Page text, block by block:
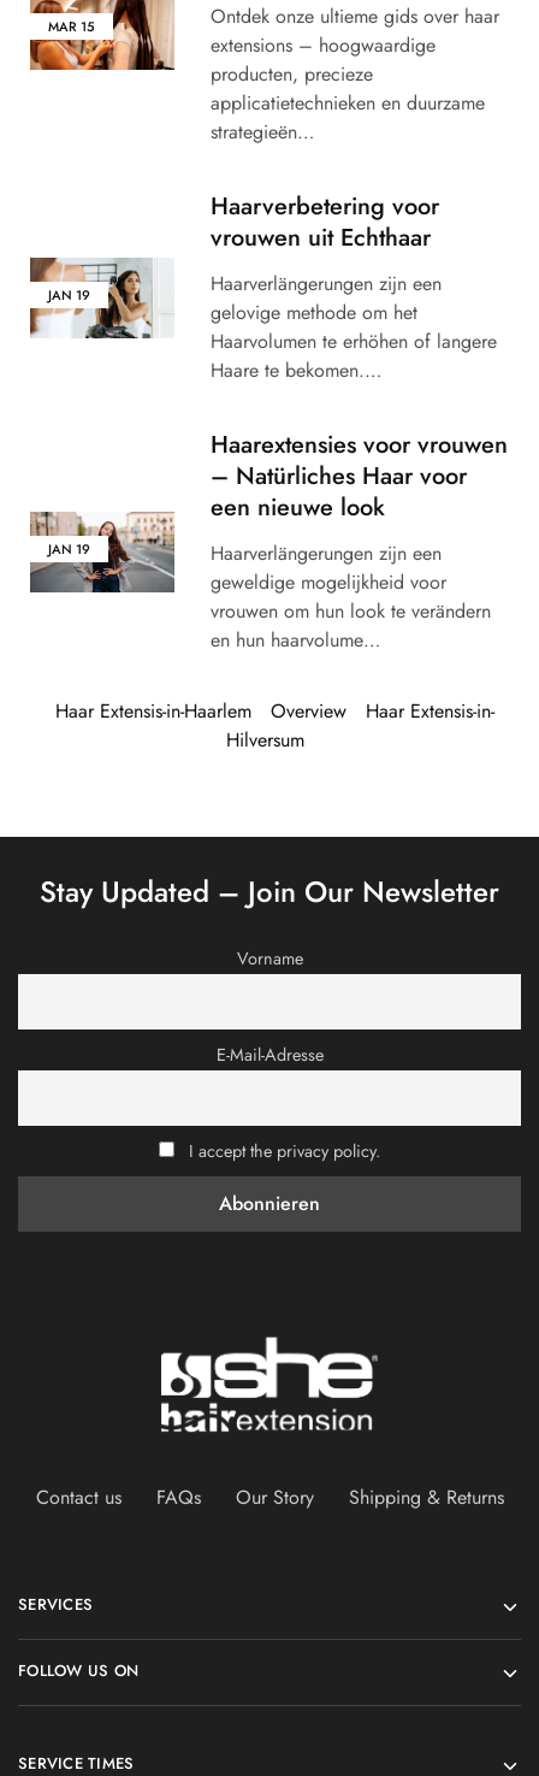
MAR15
Ontdek onze ultieme gids over haar
extensions – hoogwaardige
producten, precieze
applicatietechnieken en duurzame
strategieën…
JAN 19
Haarverbetering voor
vrouwen uit Echthaar
Haarverlängerungen zijn een
gelovige methode om het
Haarvolumen te erhöhen of langere
Haare te bekomen.…
JAN 19
Haarextensies voor vrouwen
– Natürliches Haar voor
een nieuwe look
Haarverlängerungen zijn een
geweldige mogelijkheid voor
vrouwen om hun look te verändern
en hun haarvolume…
Haar Extensis-in-Haarlem Overview
Haar Extensis-in-
Hilversum
Stay Updated – Join Our Newsletter
Vorname
E-Mail-Adresse
I accept the privacy policy.
Contact us FAQs Our Story Shipping & Returns
SERVICES
FOLLOW US ON
SERVICE TIMES